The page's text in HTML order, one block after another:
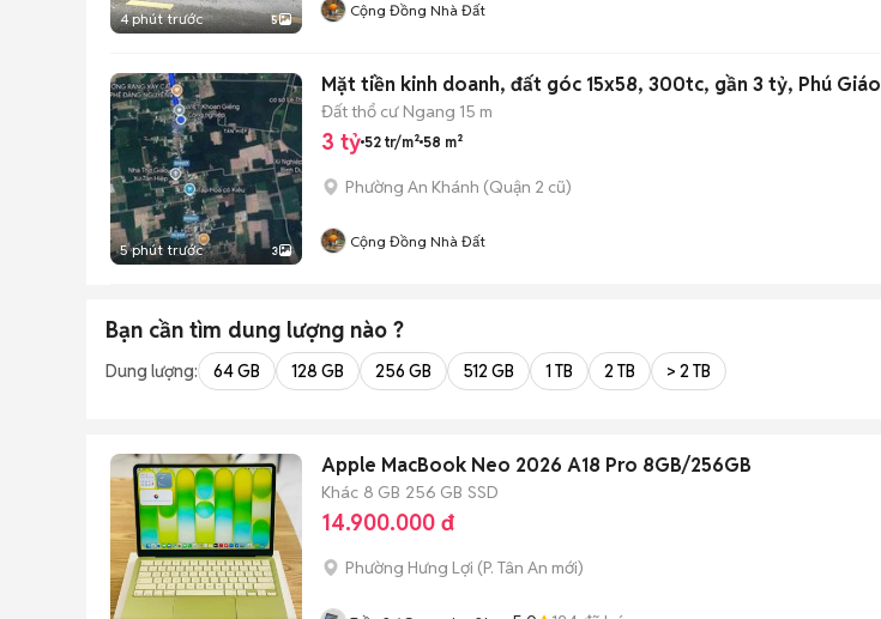
4 phút trước 5 Cộng Đồng Nhà Đất
5 phút trước 3
Mặt tiền kinh doanh, đất góc 15x58, 300tc, gần 3 tỷ, Phú Giáo
Đất thổ cư Ngang 15 m
3 tỷ 52 tr/m² 58 m²
Phường An Khánh (Quận 2 cũ)
Cộng Đồng Nhà Đất
Bạn cần tìm dung lượng nào ?
Dung lượng: 64 GB 128 GB 256 GB 512 GB 1 TB 2 TB > 2 TB
Apple MacBook Neo 2026 A18 Pro 8GB/256GB
Khác 8 GB 256 GB SSD
14.900.000 đ
Phường Hưng Lợi (P. Tân An mới)